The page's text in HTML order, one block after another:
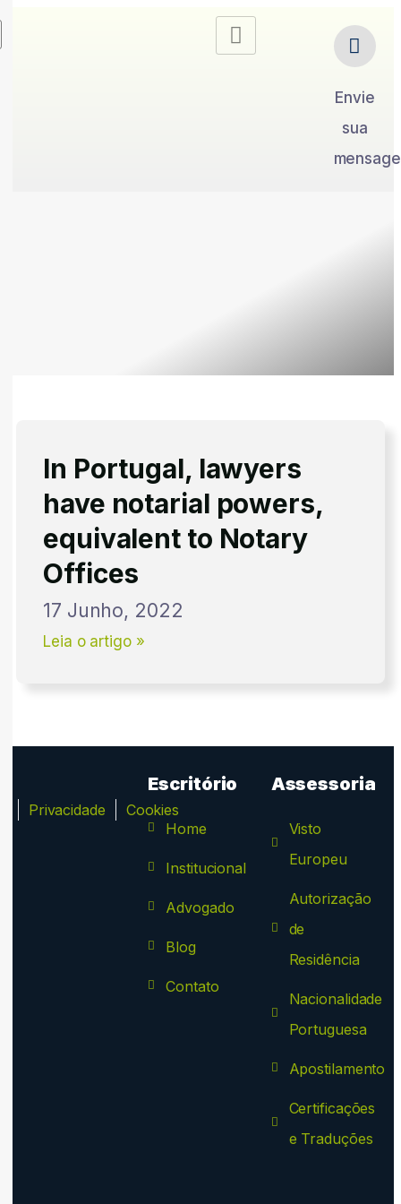
Envie
sua
In Portugal, lawyers
have notarial powers,
equivalent to Notary
Offices
17 Junho, 2022
Leia o artigo »
Privacidade Cookies
Escritório
Home
Institucional
Advogado
Blog
Contato
Assessoria
Visto
Europeu
Autorização
de
Residência
Nacionalidade
Portuguesa
Apostilamento
Certificações
e Traduções